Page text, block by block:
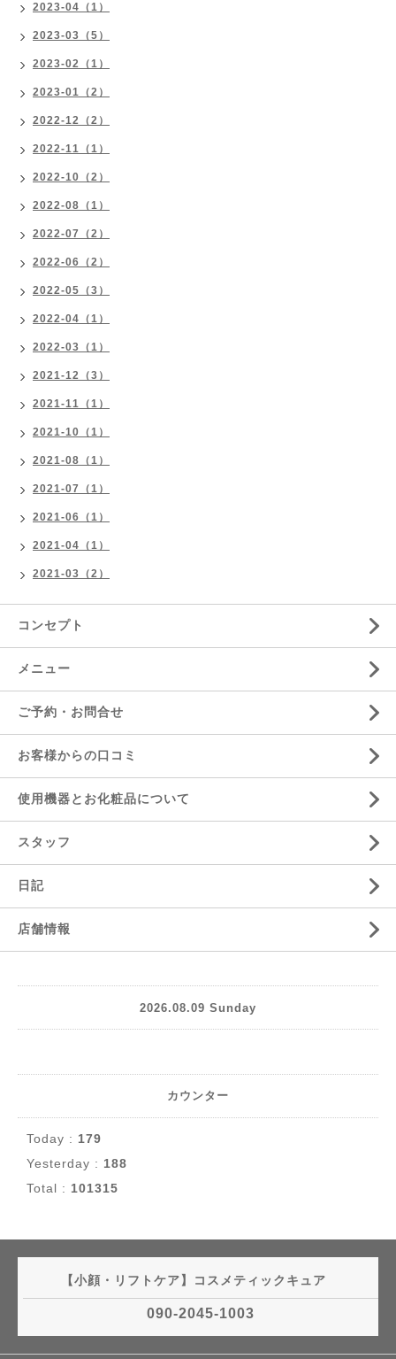
2023-04（1）
2023-03（5）
2023-02（1）
2023-01（2）
2022-12（2）
2022-11（1）
2022-10（2）
2022-08（1）
2022-07（2）
2022-06（2）
2022-05（3）
2022-04（1）
2022-03（1）
2021-12（3）
2021-11（1）
2021-10（1）
2021-08（1）
2021-07（1）
2021-06（1）
2021-04（1）
2021-03（2）
コンセプト
メニュー
ご予約・お問合せ
お客様からの口コミ
使用機器とお化粧品について
スタッフ
日記
店舗情報
2026.08.09 Sunday
カウンター
Today : 179
Yesterday : 188
Total : 101315
【小顔・リフトケア】コスメティックキュア
090-2045-1003